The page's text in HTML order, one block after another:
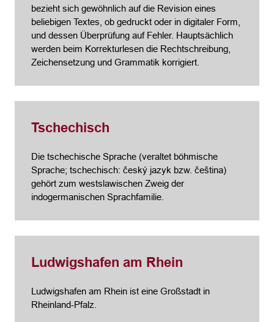
bezieht sich gewöhnlich auf die Revision eines
beliebigen Textes, ob gedruckt oder in digitaler Form,
und dessen Überprüfung auf Fehler. Hauptsächlich
werden beim Korrekturlesen die Rechtschreibung,
Zeichensetzung und Grammatik korrigiert.
Tschechisch
Die tschechische Sprache (veraltet böhmische
Sprache; tschechisch: český jazyk bzw. čeština)
gehört zum westslawischen Zweig der
indogermanischen Sprachfamilie.
Ludwigshafen am Rhein
Ludwigshafen am Rhein ist eine Großstadt in
Rheinland-Pfalz.